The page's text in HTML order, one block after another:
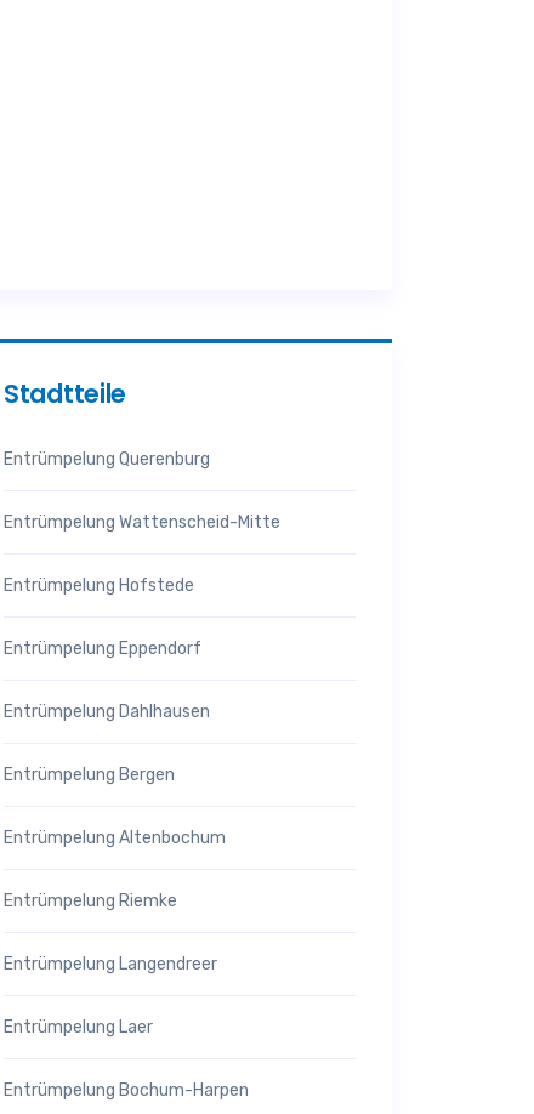
Stadtteile
Entrümpelung Querenburg
Entrümpelung Wattenscheid-Mitte
Entrümpelung Hofstede
Entrümpelung Eppendorf
Entrümpelung Dahlhausen
Entrümpelung Bergen
Entrümpelung Altenbochum
Entrümpelung Riemke
Entrümpelung Langendreer
Entrümpelung Laer
Entrümpelung Bochum-Harpen